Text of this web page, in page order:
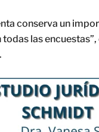
conserva un
las